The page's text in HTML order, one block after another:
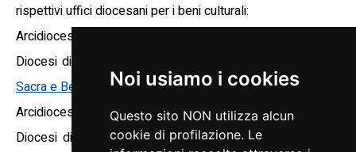
Noi usiamo i cookies
Questo sito NON utilizza alcun
cookie di profilazione. Le
rispettivi uffici diocesani per i beni culturali:
Arcidiocesi di Udine –
Diocesi di Concordia Pordenone –
Sacra e Beni Culturali
Arcidiocesi di Gorizia –Ufficio Arte Sacra
Diocesi di Vittorio Veneto –Ufficio Diocesano per l’Arte